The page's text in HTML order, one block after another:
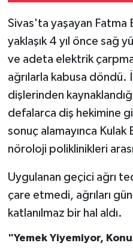
Sivas'ta yaşayan Fatma
yaklaşık 4 yıl önce sağ
ve adeta elektrik
ağrılarla kabusa döndü.
dişlerinden
defalarca diş hekimine
sonuç alamayınca Kulak
nöroloji poliklinikleri
Uygulanan geçici ağrı
çare etmedi, ağrıları
katlanılmaz bir hal aldı.
"Yemek Yiyemiyor,